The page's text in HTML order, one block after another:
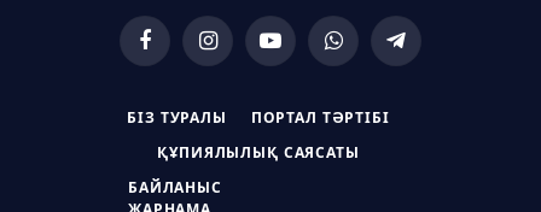
FacebookInstagramYouTubeWhatsAppTelegram
БІЗ ТУРАЛЫ ПОРТАЛ ТӘРТІБІ
ҚҰПИЯЛЫЛЫҚ САЯСАТЫ
БАЙЛАНЫС